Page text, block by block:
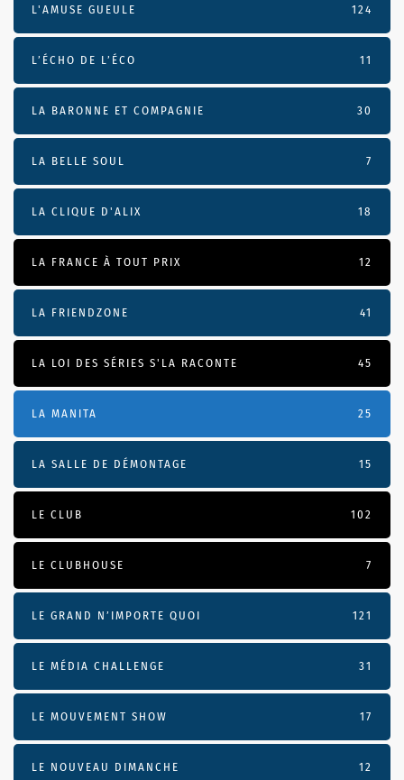
L'AMUSE GUEULE 124
L’ÉCHO DE L’ÉCO 11
LA BARONNE ET COMPAGNIE 30
LA BELLE SOUL 7
LA CLIQUE D'ALIX 18
LA FRANCE À TOUT PRIX 12
LA FRIENDZONE 41
LA LOI DES SÉRIES S'LA RACONTE 45
LA MANITA 25
LA SALLE DE DÉMONTAGE 15
LE CLUB 102
LE CLUBHOUSE 7
LE GRAND N’IMPORTE QUOI 121
LE MÉDIA CHALLENGE 31
LE MOUVEMENT SHOW 17
LE NOUVEAU DIMANCHE 12